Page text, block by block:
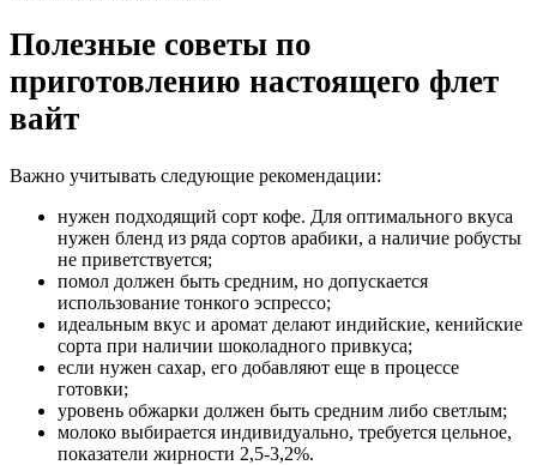
Полезные советы по
приготовлению настоящего флет
вайт
Важно учитывать следующие рекомендации:
нужен подходящий сорт кофе. Для оптимального вкуса
нужен бленд из ряда сортов арабики, а наличие робусты
не приветствуется;
помол должен быть средним, но допускается
использование тонкого эспрессо;
идеальным вкус и аромат делают индийские, кенийские
сорта при наличии шоколадного привкуса;
если нужен сахар, его добавляют еще в процессе
готовки;
уровень обжарки должен быть средним либо светлым;
молоко выбирается индивидуально, требуется цельное,
показатели жирности 2,5-3,2%.